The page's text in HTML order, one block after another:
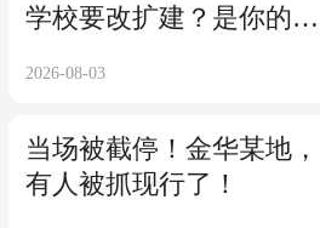
学校要改扩建？是你的母
2026-08-03
当场被截停！金华某地，
有人被抓现行了！